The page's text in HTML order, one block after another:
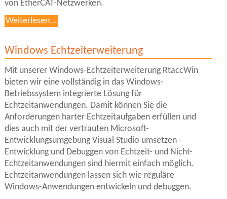
von EtherCAT-Netzwerken.
Weiterlesen...
Windows Echtzeiterweiterung
Mit unserer Windows-Echtzeiterweiterung RtaccWin
bieten wir eine vollständig in das Windows-
Betriebssystem integrierte Lösung für
Echtzeitanwendungen. Damit können Sie die
Anforderungen harter Echtzeitaufgaben erfüllen und
dies auch mit der vertrauten Microsoft-
Entwicklungsumgebung Visual Studio umsetzen -
Entwicklung und Debuggen von Echtzeit- und Nicht-
Echtzeitanwendungen sind hiermit einfach möglich.
Echtzeitanwendungen lassen sich wie reguläre
Windows-Anwendungen entwickeln und debuggen.